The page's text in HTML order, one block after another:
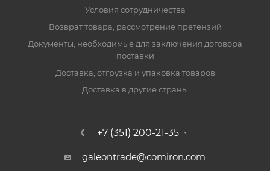
Условия сотрудничества
Возврат товара, рассмотрение претензий
Документы, необходимые для заключения договора
поставки
Доставка, отгрузка и упаковка товаров
Доставка в другие страны
+7 (351) 200-21-35
galeontrade@comiron.com